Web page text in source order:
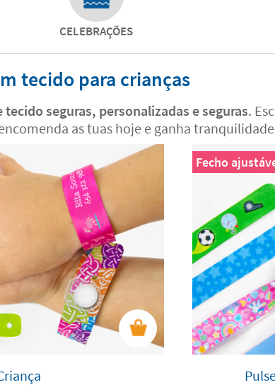
CELEBRAÇÕES
tecido para crianças
tecido seguras, personalizadas e seguras.
as tuas hoje e ganha
Fecho